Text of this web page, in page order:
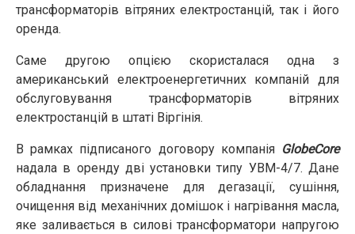
трансформаторів вітряних електростанцій, так і його
оренда.
Саме другою опцією скористалася одна з
американський електроенергетичних компаній для
обслуговування трансформаторів вітряних
електростанцій в штаті Віргінія.
В рамках підписаного договору компанія GlobeCore
надала в оренду дві установки типу УВМ-4/7. Дане
обладнання призначене для дегазації, сушіння,
очищення від механічних домішок і нагрівання масла,
яке заливається в силові трансформатори напругою